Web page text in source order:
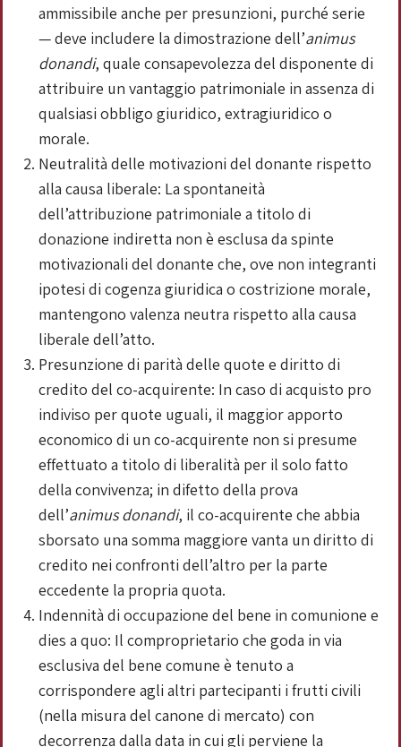
ammissibile anche per presunzioni, purché serie
— deve includere la dimostrazione dell’animus
donandi, quale consapevolezza del disponente di
attribuire un vantaggio patrimoniale in assenza di
qualsiasi obbligo giuridico, extragiuridico o
morale.
Neutralità delle motivazioni del donante rispetto
alla causa liberale: La spontaneità
dell’attribuzione patrimoniale a titolo di
donazione indiretta non è esclusa da spinte
motivazionali del donante che, ove non integranti
ipotesi di cogenza giuridica o costrizione morale,
mantengono valenza neutra rispetto alla causa
liberale dell’atto.
Presunzione di parità delle quote e diritto di
credito del co-acquirente: In caso di acquisto pro
indiviso per quote uguali, il maggior apporto
economico di un co-acquirente non si presume
effettuato a titolo di liberalità per il solo fatto
della convivenza; in difetto della prova
dell’animus donandi, il co-acquirente che abbia
sborsato una somma maggiore vanta un diritto di
credito nei confronti dell’altro per la parte
eccedente la propria quota.
Indennità di occupazione del bene in comunione e
dies a quo: Il comproprietario che goda in via
esclusiva del bene comune è tenuto a
corrispondere agli altri partecipanti i frutti civili
(nella misura del canone di mercato) con
decorrenza dalla data in cui gli perviene la